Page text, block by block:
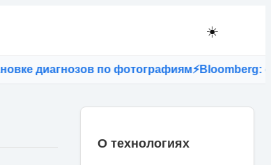
☀️
диагнозов по фотографиям⚡Bloomberg: если
О технологиях